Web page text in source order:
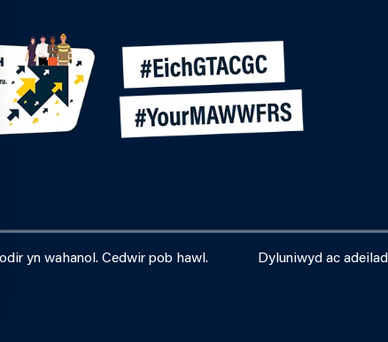
yn wahanol. Cedwir pob hawl.
Dyluniwyd ac